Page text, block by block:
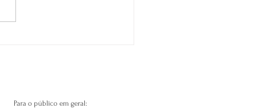
Para o público em geral: